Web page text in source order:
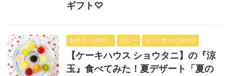
ギフト♡
お中元（2020） ゼリー ゼリー食べてみた♡
【ケーキハウス ショウタニ】の『涼
玉』食べてみた！夏デザート「夏の